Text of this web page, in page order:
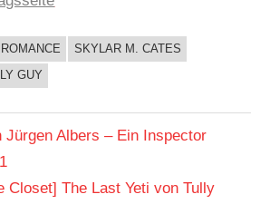
ROMANCE
SKYLAR M. CATES
GUY
Jürgen Albers – Ein Inspector
Closet] The Last Yeti von Tully